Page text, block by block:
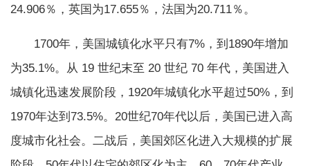
24.906％，英国为17.655％，法国为20.711％。
1700年，美国城镇化水平只有7%，到1890年增加
为35.1%。从 19 世纪末至 20 世纪 70 年代，美国进入
城镇化迅速发展阶段，1920年城镇化水平超过50%，到
1970年达到73.5%。20世纪70年代以后，美国已进入高
度城市化社会。二战后，美国郊区化进入大规模的扩展